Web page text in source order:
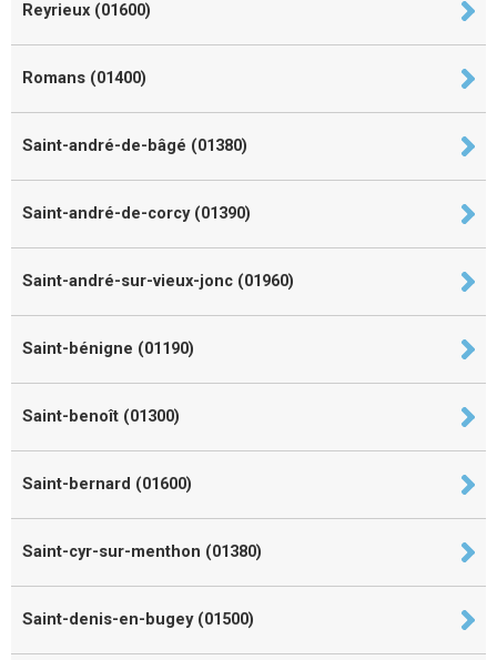
Reyrieux (01600)
Romans (01400)
Saint-andré-de-bâgé (01380)
Saint-andré-de-corcy (01390)
Saint-andré-sur-vieux-jonc (01960)
Saint-bénigne (01190)
Saint-benoît (01300)
Saint-bernard (01600)
Saint-cyr-sur-menthon (01380)
Saint-denis-en-bugey (01500)